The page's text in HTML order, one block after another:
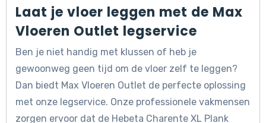
Laat je vloer leggen met de Max
Vloeren Outlet legservice
Ben je niet handig met klussen of heb je
gewoonweg geen tijd om de vloer zelf te leggen?
Dan biedt Max Vloeren Outlet de perfecte oplossing
met onze legservice. Onze professionele vakmensen
zorgen ervoor dat de Hebeta Charente XL Plank